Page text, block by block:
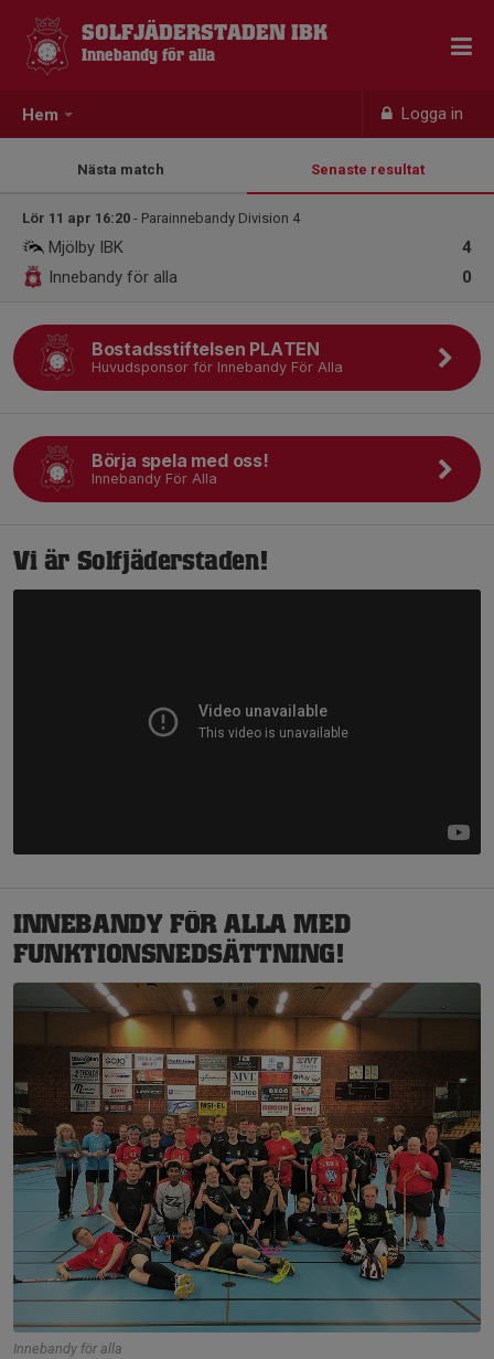
Hem Logga in
SOLFJÄDERSTADEN IBK
Innebandy för alla
Nästa match Senaste resultat
Lör 11 apr 16:20 - Parainnebandy Division 4
4
Mjölby IBK
0
Innebandy för alla
Bostadsstiftelsen PLATEN
Huvudsponsor för Innebandy För Alla
Börja spela med oss!
Innebandy För Alla
Vi är Solfjäderstaden!
INNEBANDY FÖR ALLA MED
FUNKTIONSNEDSÄTTNING!
Innebandy för alla